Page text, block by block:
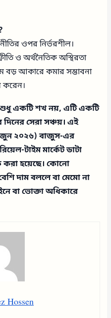
ওপর নির্ভরশীল।
ও অর্থনৈতিক অস্থিরতা
বড় আকারে কমার সম্ভাবনা
করেন।
শুধু একটি শখ নয়, এটি একটি
সেরা সঞ্চয়। এই
জুন ২০২৬) বাজুস-এর
টাইম মার্কেট ডাটা
করা হয়েছে। কোনো
দাম বললে বা মেমো না
বা ভোক্তা অধিকারে
Hossen